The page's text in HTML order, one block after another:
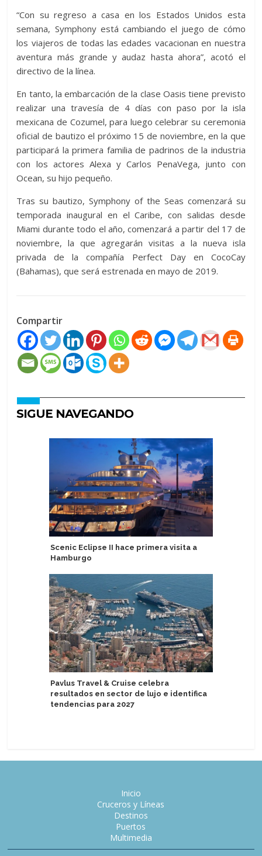
“Con su regreso a casa en los Estados Unidos esta
semana, Symphony está cambiando el juego de cómo
los viajeros de todas las edades vacacionan en nuestra
aventura más grande y audaz hasta ahora”, acotó el
directivo de la línea.
En tanto, la embarcación de la clase Oasis tiene previsto
realizar una travesía de 4 días con paso por la isla
mexicana de Cozumel, para luego celebrar su ceremonia
oficial de bautizo el próximo 15 de noviembre, en la que
participará la primera familia de padrinos de la industria
con los actores Alexa y Carlos PenaVega, junto con
Ocean, su hijo pequeño.
Tras su bautizo, Symphony of the Seas comenzará su
temporada inaugural en el Caribe, con salidas desde
Miami durante todo el año, comenzará a partir del 17 de
noviembre, la que agregarán visitas a la nueva isla
privada de la compañía Perfect Day en CocoCay
(Bahamas), que será estrenada en mayo de 2019.
Compartir
SIGUE NAVEGANDO
Scenic Eclipse II hace primera visita a
Hamburgo
Pavlus Travel & Cruise celebra
resultados en sector de lujo e identifica
tendencias para 2027
Inicio
Cruceros y Líneas
Destinos
Puertos
Multimedia